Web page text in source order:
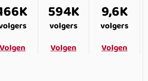
Volgen
594K
volgers
Volgen
9,6K
volgers
Volgen